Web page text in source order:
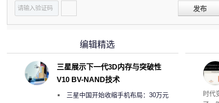
发布
时代
编辑精选
三星展示下一代3D内存与突破性
V10 BV-NAND技术
三星中国开始收缩手机布局：30万元